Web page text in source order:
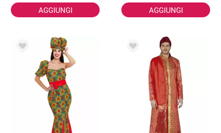
AGGIUNGI AGGIUNGI